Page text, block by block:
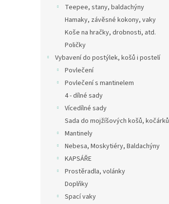
Teepee, stany, baldachýny
Hamaky, závěsné kokony, vaky
Koše na hračky, drobnosti, atd.
Poličky
Vybavení do postýlek, košů i postelí
Povlečení
Povlečení s mantinelem
4 - dílné sady
Vícedílné sady
Sada do mojžíšových košů, kočárků
Mantinely
Nebesa, Moskytiéry, Baldachýny
KAPSÁŘE
Prostěradla, volánky
Doplňky
Spací vaky